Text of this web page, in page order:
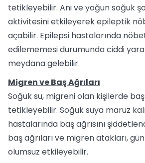
tetikleyebilir. Ani ve yoğun soğuk
aktivitesini etkileyerek epileptik
açabilir. Epilepsi hastalarında
edilememesi durumunda ciddi
meydana gelebilir.
Migren ve Baş Ağrıları
Soğuk su, migreni olan kişilerde baş
tetikleyebilir. Soğuk suya maruz
hastalarında baş ağrısını
baş ağrıları ve migren atakları,
olumsuz etkileyebilir.